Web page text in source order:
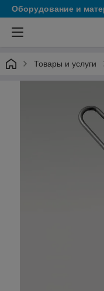
Оборудование и
Товары и услуги